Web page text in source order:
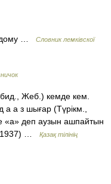
дому …
Словник лемківскої
Жеб.) кемде кем.
а з шығар (Түрікм.,
«а» деп аузын ашпайтын
1937) …
Қазақ тілінің